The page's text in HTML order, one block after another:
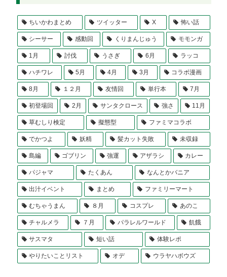
ちいかわまとめ ツイッター X 怖い話
シーサー 感動回 くりまんじゅう モモンガ
1月 討伐 うさぎ 6月 ラッコ
ハチワレ 5月 4月 3月 コラボ漫画
8月 １２月 友情回 単行本 7月
初登場回 2月 サンタクロース 強さ 11月
草むしり検定 擬態型 ファミマコラボ
でかつよ 妖精 髪カット失敗 未収録
島編 ゴブリン 強運 アザラシ カレー
パジャマ たくあん なんとかバニア
出汁イベント まとめ ファミリーマート
むちゃうまん ８月 コスプレ あのこ
チャルメラ ７月 パラレルワールド 飢餓
サスマタ 短い話 体験レポ
やりたいことリスト オデ ウラヤハボウズ